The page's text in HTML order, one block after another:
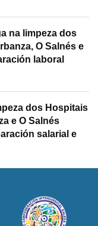
na limpeza dos
O Salnés e
laboral
dos Hospitais
e O Salnés
salarial e